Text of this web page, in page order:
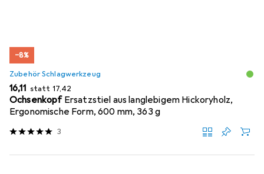
−8%
Zubehör Schlagwerkzeug
EUR
16,11 statt EUR
17,42
Ochsenkopf Ersatzstiel aus langlebigem Hickoryholz,
Ergonomische Form, 600 mm, 363 g
3